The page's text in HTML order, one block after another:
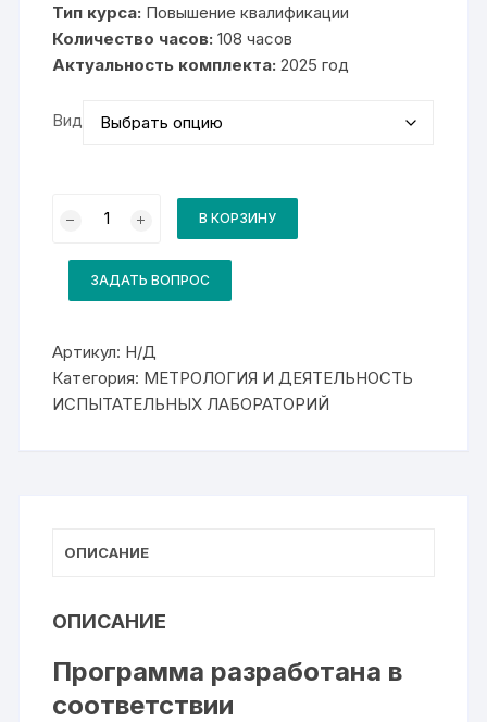
500₽
–
16
500₽
Тип курса: Повышение квалификации
Количество часов: 108 часов
Актуальность комплекта: 2025 год
Вид
товара
курса
Поверка
измерительных
и
управляющих
систем
В КОРЗИНУ
ЗАДАТЬ ВОПРОС
Артикул: Н/Д
Категория: МЕТРОЛОГИЯ И ДЕЯТЕЛЬНОСТЬ
ИСПЫТАТЕЛЬНЫХ ЛАБОРАТОРИЙ
ОПИСАНИЕ
ОПИСАНИЕ
Программа разработана в
соответствии